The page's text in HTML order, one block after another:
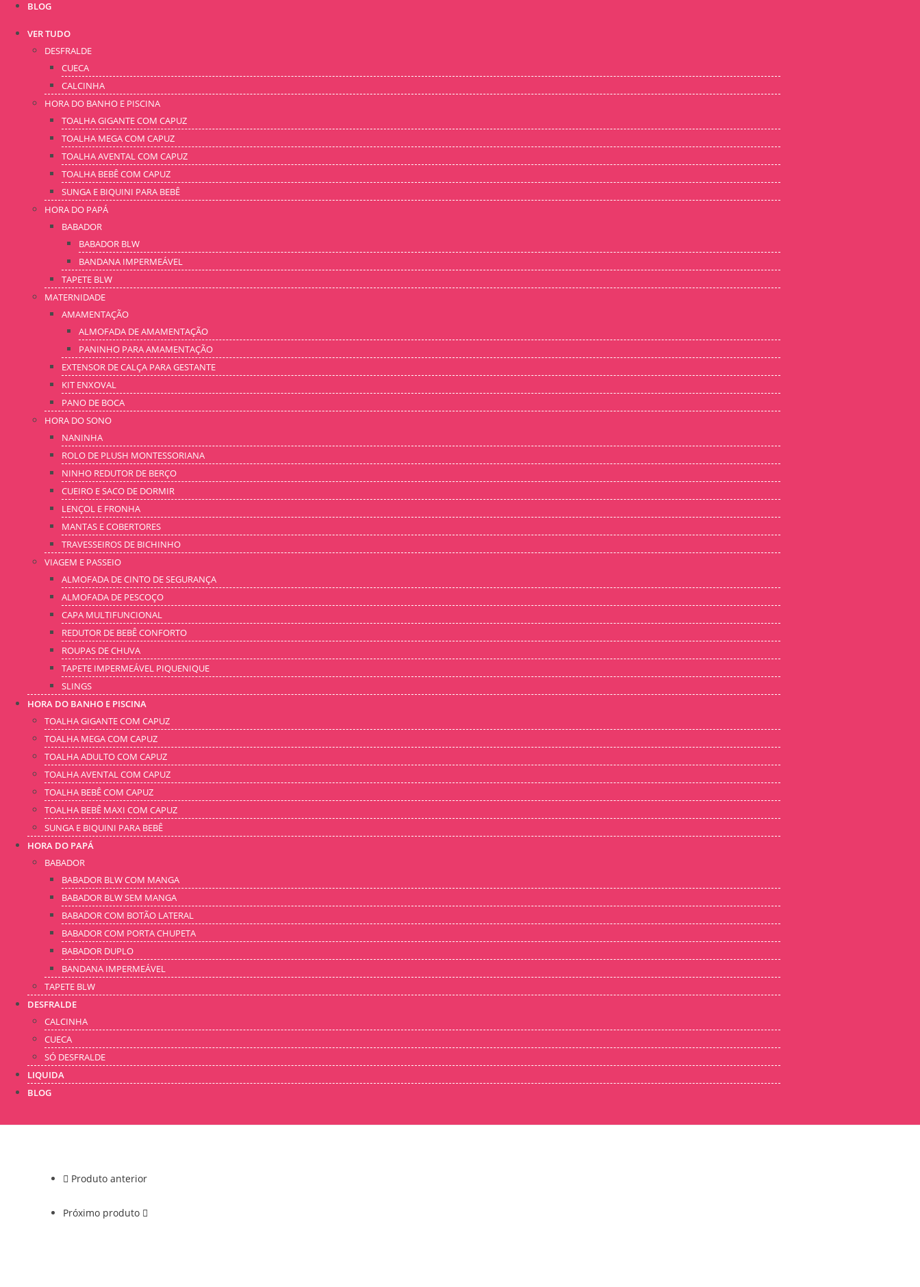
BLOG
VER TUDO
DESFRALDE
CUECA
CALCINHA
HORA DO BANHO E PISCINA
TOALHA GIGANTE COM CAPUZ
TOALHA MEGA COM CAPUZ
TOALHA AVENTAL COM CAPUZ
TOALHA BEBÊ COM CAPUZ
SUNGA E BIQUINI PARA BEBÊ
HORA DO PAPÁ
BABADOR
BABADOR BLW
BANDANA IMPERMEÁVEL
TAPETE BLW
MATERNIDADE
AMAMENTAÇÃO
ALMOFADA DE AMAMENTAÇÃO
PANINHO PARA AMAMENTAÇÃO
EXTENSOR DE CALÇA PARA GESTANTE
KIT ENXOVAL
PANO DE BOCA
HORA DO SONO
NANINHA
ROLO DE PLUSH MONTESSORIANA
NINHO REDUTOR DE BERÇO
CUEIRO E SACO DE DORMIR
LENÇOL E FRONHA
MANTAS E COBERTORES
TRAVESSEIROS DE BICHINHO
VIAGEM E PASSEIO
ALMOFADA DE CINTO DE SEGURANÇA
ALMOFADA DE PESCOÇO
CAPA MULTIFUNCIONAL
REDUTOR DE BEBÊ CONFORTO
ROUPAS DE CHUVA
TAPETE IMPERMEÁVEL PIQUENIQUE
SLINGS
HORA DO BANHO E PISCINA
TOALHA GIGANTE COM CAPUZ
TOALHA MEGA COM CAPUZ
TOALHA ADULTO COM CAPUZ
TOALHA AVENTAL COM CAPUZ
TOALHA BEBÊ COM CAPUZ
TOALHA BEBÊ MAXI COM CAPUZ
SUNGA E BIQUINI PARA BEBÊ
HORA DO PAPÁ
BABADOR
BABADOR BLW COM MANGA
BABADOR BLW SEM MANGA
BABADOR COM BOTÃO LATERAL
BABADOR COM PORTA CHUPETA
BABADOR DUPLO
BANDANA IMPERMEÁVEL
TAPETE BLW
DESFRALDE
CALCINHA
CUECA
SÓ DESFRALDE
LIQUIDA
BLOG
Produto anterior
Próximo produto